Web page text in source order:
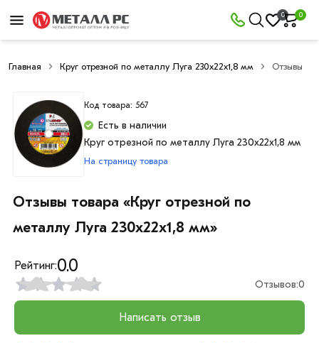
0 0
Главная Круг отрезной по металлу Луга 230х22х1,8 мм Отзывы
Код товара: 567
Есть в наличии
Круг отрезной по металлу Луга 230х22х1,8 мм
На страницу товара
Отзывы товара «Круг отрезной по
металлу Луга 230х22х1,8 мм»
Рейтинг:0.0
Отзывов:0
Написать отзыв